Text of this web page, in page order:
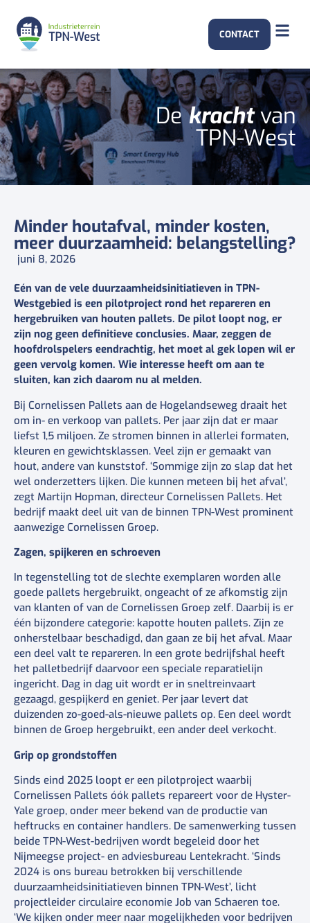
CONTACT
Dekrachtvan
TPN-West
Minder houtafval, minder kosten,
meer duurzaamheid: belangstelling?
juni 8, 2026
Eén van de vele duurzaamheidsinitiatieven in TPN-
Westgebied is een pilotproject rond het repareren en
hergebruiken van houten pallets. De pilot loopt nog, er
zijn nog geen definitieve conclusies. Maar, zeggen de
hoofdrolspelers eendrachtig, het moet al gek lopen wil er
geen vervolg komen. Wie interesse heeft om aan te
sluiten, kan zich daarom nu al melden.
Bij Cornelissen Pallets aan de Hogelandseweg draait het
om in- en verkoop van pallets. Per jaar zijn dat er maar
liefst 1,5 miljoen. Ze stromen binnen in allerlei formaten,
kleuren en gewichtsklassen. Veel zijn er gemaakt van
hout, andere van kunststof. ‘Sommige zijn zo slap dat het
wel onderzetters lijken. Die kunnen meteen bij het afval’,
zegt Martijn Hopman, directeur Cornelissen Pallets. Het
bedrijf maakt deel uit van de binnen TPN-West prominent
aanwezige Cornelissen Groep.
Zagen, spijkeren en schroeven
In tegenstelling tot de slechte exemplaren worden alle
goede pallets hergebruikt, ongeacht of ze afkomstig zijn
van klanten of van de Cornelissen Groep zelf. Daarbij is er
één bijzondere categorie: kapotte houten pallets. Zijn ze
onherstelbaar beschadigd, dan gaan ze bij het afval. Maar
een deel valt te repareren. In een grote bedrijfshal heeft
het palletbedrijf daarvoor een speciale reparatielijn
ingericht. Dag in dag uit wordt er in sneltreinvaart
gezaagd, gespijkerd en geniet. Per jaar levert dat
duizenden zo-goed-als-nieuwe pallets op. Een deel wordt
binnen de Groep hergebruikt, een ander deel verkocht.
Grip op grondstoffen
Sinds eind 2025 loopt er een pilotproject waarbij
Cornelissen Pallets óók pallets repareert voor de Hyster-
Yale groep, onder meer bekend van de productie van
heftrucks en container handlers. De samenwerking tussen
beide TPN-West-bedrijven wordt begeleid door het
Nijmeegse project- en adviesbureau Lentekracht. ‘Sinds
2024 is ons bureau betrokken bij verschillende
duurzaamheidsinitiatieven binnen TPN-West’, licht
projectleider circulaire economie Job van Schaeren toe.
‘We kijken onder meer naar mogelijkheden voor bedrijven